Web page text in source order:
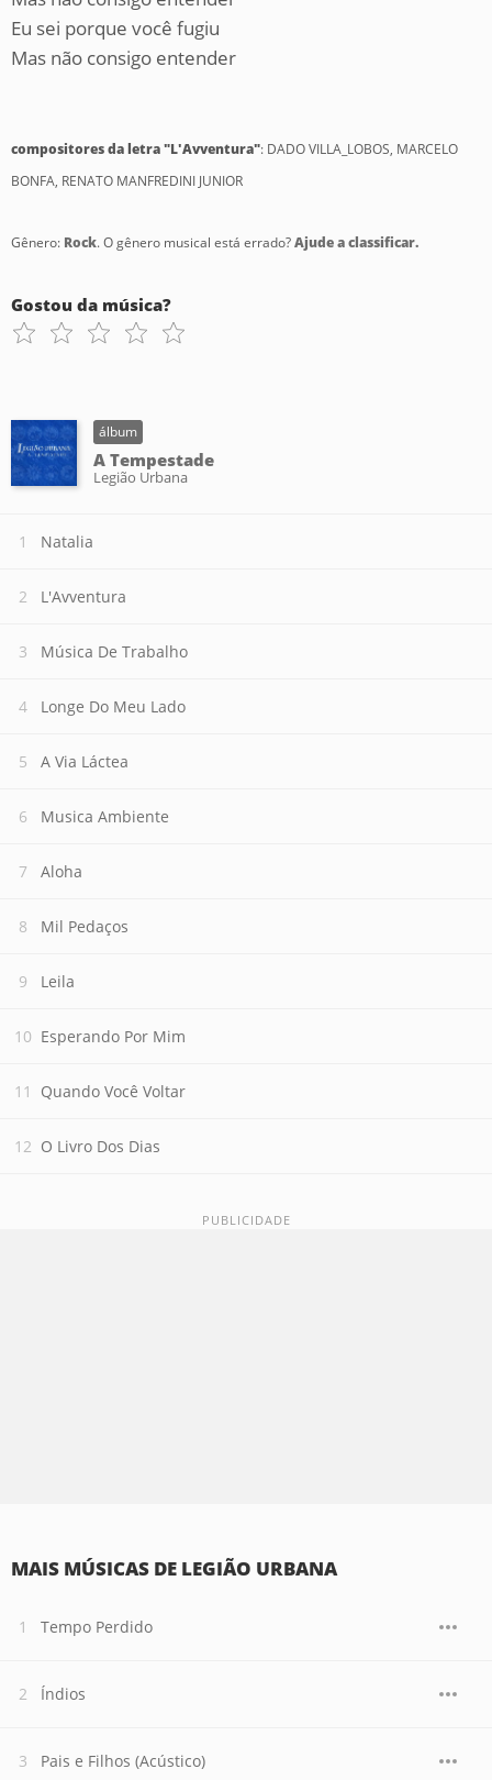
Eu sei porque você fugiu
Mas não consigo entender
compositores da letra "L'Avventura": DADO VILLA_LOBOS, MARCELO
BONFA, RENATO MANFREDINI JUNIOR
Gênero: Rock. O gênero musical está errado?Ajude a classificar.
Gostou da música?
álbum
A Tempestade
Legião Urbana
Natalia
L'Avventura
Música De Trabalho
Longe Do Meu Lado
A Via Láctea
Musica Ambiente
Aloha
Mil Pedaços
Leila
Esperando Por Mim
Quando Você Voltar
O Livro Dos Dias
MAIS MÚSICAS DE LEGIÃO URBANA
Tempo Perdido
Índios
Pais e Filhos (Acústico)